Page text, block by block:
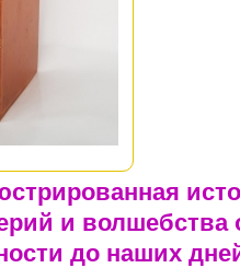
и волшебства
до наших